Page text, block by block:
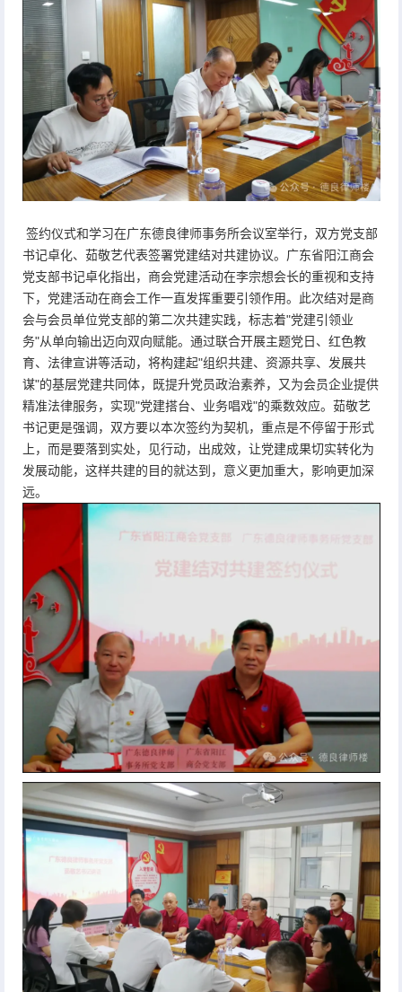
签约仪式和学习在广东德良律师事务所会议室举行，双方党支部
书记卓化、茹敬艺代表签署党建结对共建协议。广东省阳江商会
党支部书记卓化指出，商会党建活动在李宗想会长的重视和支持
下，党建活动在商会工作一直发挥重要引领作用。此次结对是商
会与会员单位党支部的第二次共建实践，标志着"党建引领业
务"从单向输出迈向双向赋能。通过联合开展主题党日、红色教
育、法律宣讲等活动，将构建起"组织共建、资源共享、发展共
谋"的基层党建共同体，既提升党员政治素养，又为会员企业提供
精准法律服务，实现"党建搭台、业务唱戏"的乘数效应。茹敬艺
书记更是强调，双方要以本次签约为契机，重点是不停留于形式
上，而是要落到实处，见行动，出成效，让党建成果切实转化为
发展动能，这样共建的目的就达到，意义更加重大，影响更加深
远。